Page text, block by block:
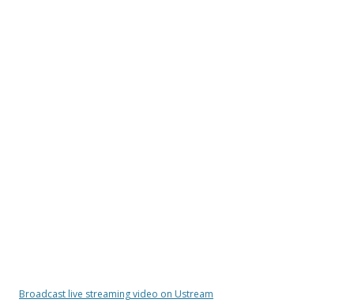
Broadcast live streaming video on Ustream